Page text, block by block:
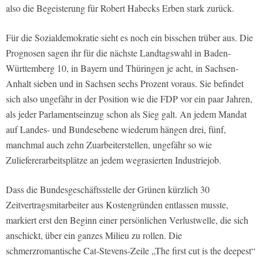
also die Begeisterung für Robert Habecks Erben stark zurück.
Für die Sozialdemokratie sieht es noch ein bisschen trüber aus. Die
Prognosen sagen ihr für die nächste Landtagswahl in Baden-
Württemberg 10, in Bayern und Thüringen je acht, in Sachsen-
Anhalt sieben und in Sachsen sechs Prozent voraus. Sie befindet
sich also ungefähr in der Position wie die FDP vor ein paar Jahren,
als jeder Parlamentseinzug schon als Sieg galt. An jedem Mandat
auf Landes- und Bundesebene wiederum hängen drei, fünf,
manchmal auch zehn Zuarbeiterstellen, ungefähr so wie
Zuliefererarbeitsplätze an jedem wegrasierten Industriejob.
Dass die Bundesgeschäftsstelle der Grünen kürzlich 30
Zeitvertragsmitarbeiter aus Kostengründen entlassen musste,
markiert erst den Beginn einer persönlichen Verlustwelle, die sich
anschickt, über ein ganzes Milieu zu rollen. Die
schmerzromantische Cat-Stevens-Zeile „The first cut is the deepest“